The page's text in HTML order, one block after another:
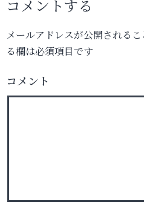
コメントする
メールアドレスが公開されるこ
る欄は必須項目です
コメント